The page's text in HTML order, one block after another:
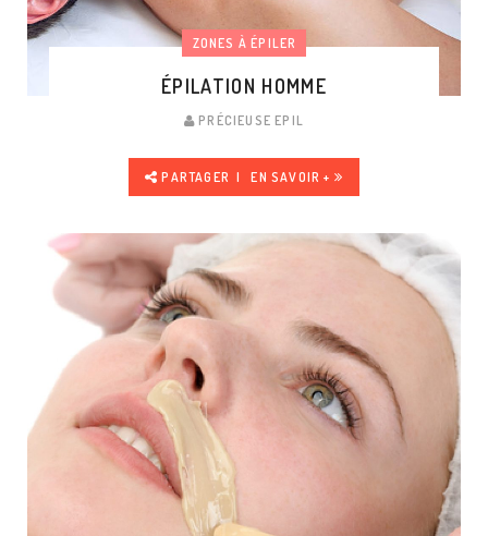
ZONES À ÉPILER
ÉPILATION HOMME
PRÉCIEUSE EPIL
PARTAGER EN SAVOIR +